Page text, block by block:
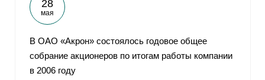
28
мая
В ОАО «Акрон» состоялось годовое общее
собрание акционеров по итогам работы компании
в 2006 году